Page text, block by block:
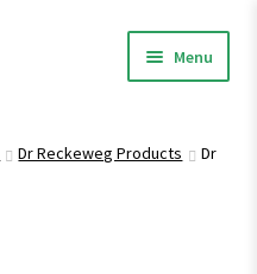
Menu
Dr Reckeweg Products
Dr